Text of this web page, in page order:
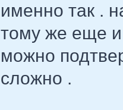
именно так .
тому же еще
можно
сложно .